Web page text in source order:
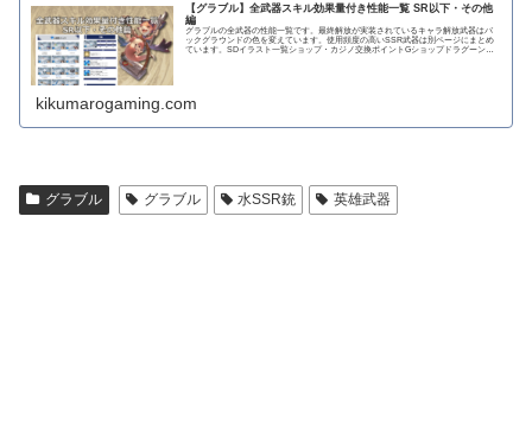
【グラブル】全武器スキル効果量付き性能一覧 SR以下・その他
編
グラブルの全武器の性能一覧です。最終解放が実装されているキャラ解放武器はバ
ックグラウンドの色を変えています。使用頻度の高いSSR武器は別ページにまとめ
ています。SDイラスト一覧ショップ・カジノ交換ポイントGショップドラグーンラ
kikumarogaming.com
グラブル グラブル 水SSR銃 英雄武器